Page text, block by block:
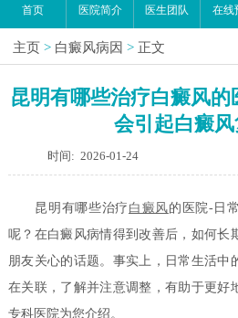
首页 医院简介 医生团队 在线
主页 > 白癜风病因 > 正文
昆明有哪些治疗白癜风
会引起白癜
时间: 2026-01-24
昆明有哪些治疗 白癜风的医院-日
呢？在白癜风病情得到改善后，如何长
朋友关心的话题。事实上，日常生活中
在关联，了解并注意调整，有助于更好
专科医院为您介绍。